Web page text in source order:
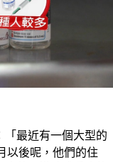
最近有一個大型的